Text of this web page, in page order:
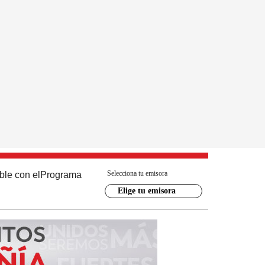
con el Programa Selecciona tu emisora
Elige tu emisora